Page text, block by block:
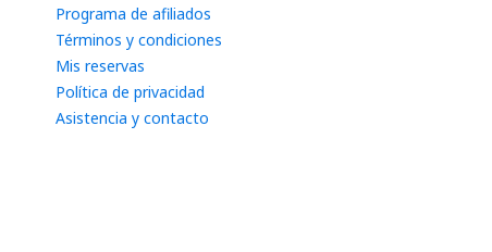
Programa de afiliados
Términos y condiciones
Mis reservas
Política de privacidad
Asistencia y contacto